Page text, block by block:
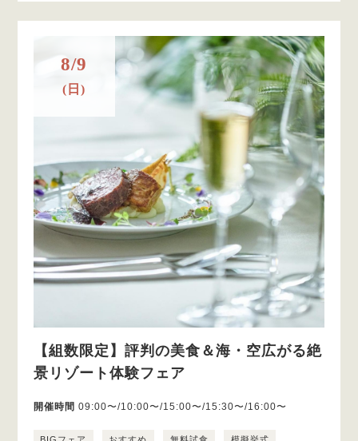
8/9
(日)
【組数限定】評判の美食＆海・空広がる絶
景リゾート体験フェア
開催時間 09:00〜/10:00〜/15:00〜/15:30〜/16:00〜